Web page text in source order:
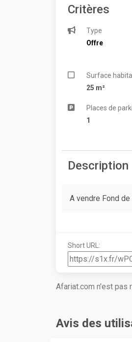
Critères
Type
Offre
Surface
25 m²
Places de
1
Description
A vendre Fond
Short URL:
Afariat.com n'est pas
Avis des